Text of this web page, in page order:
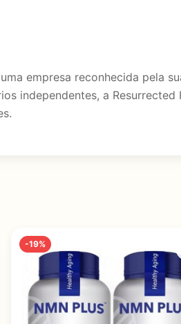
empresa reconhecida pela
independentes, a
-19%